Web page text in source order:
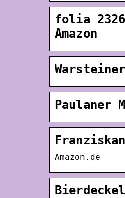
folia
Amazon
Paulaner
Amazon.de